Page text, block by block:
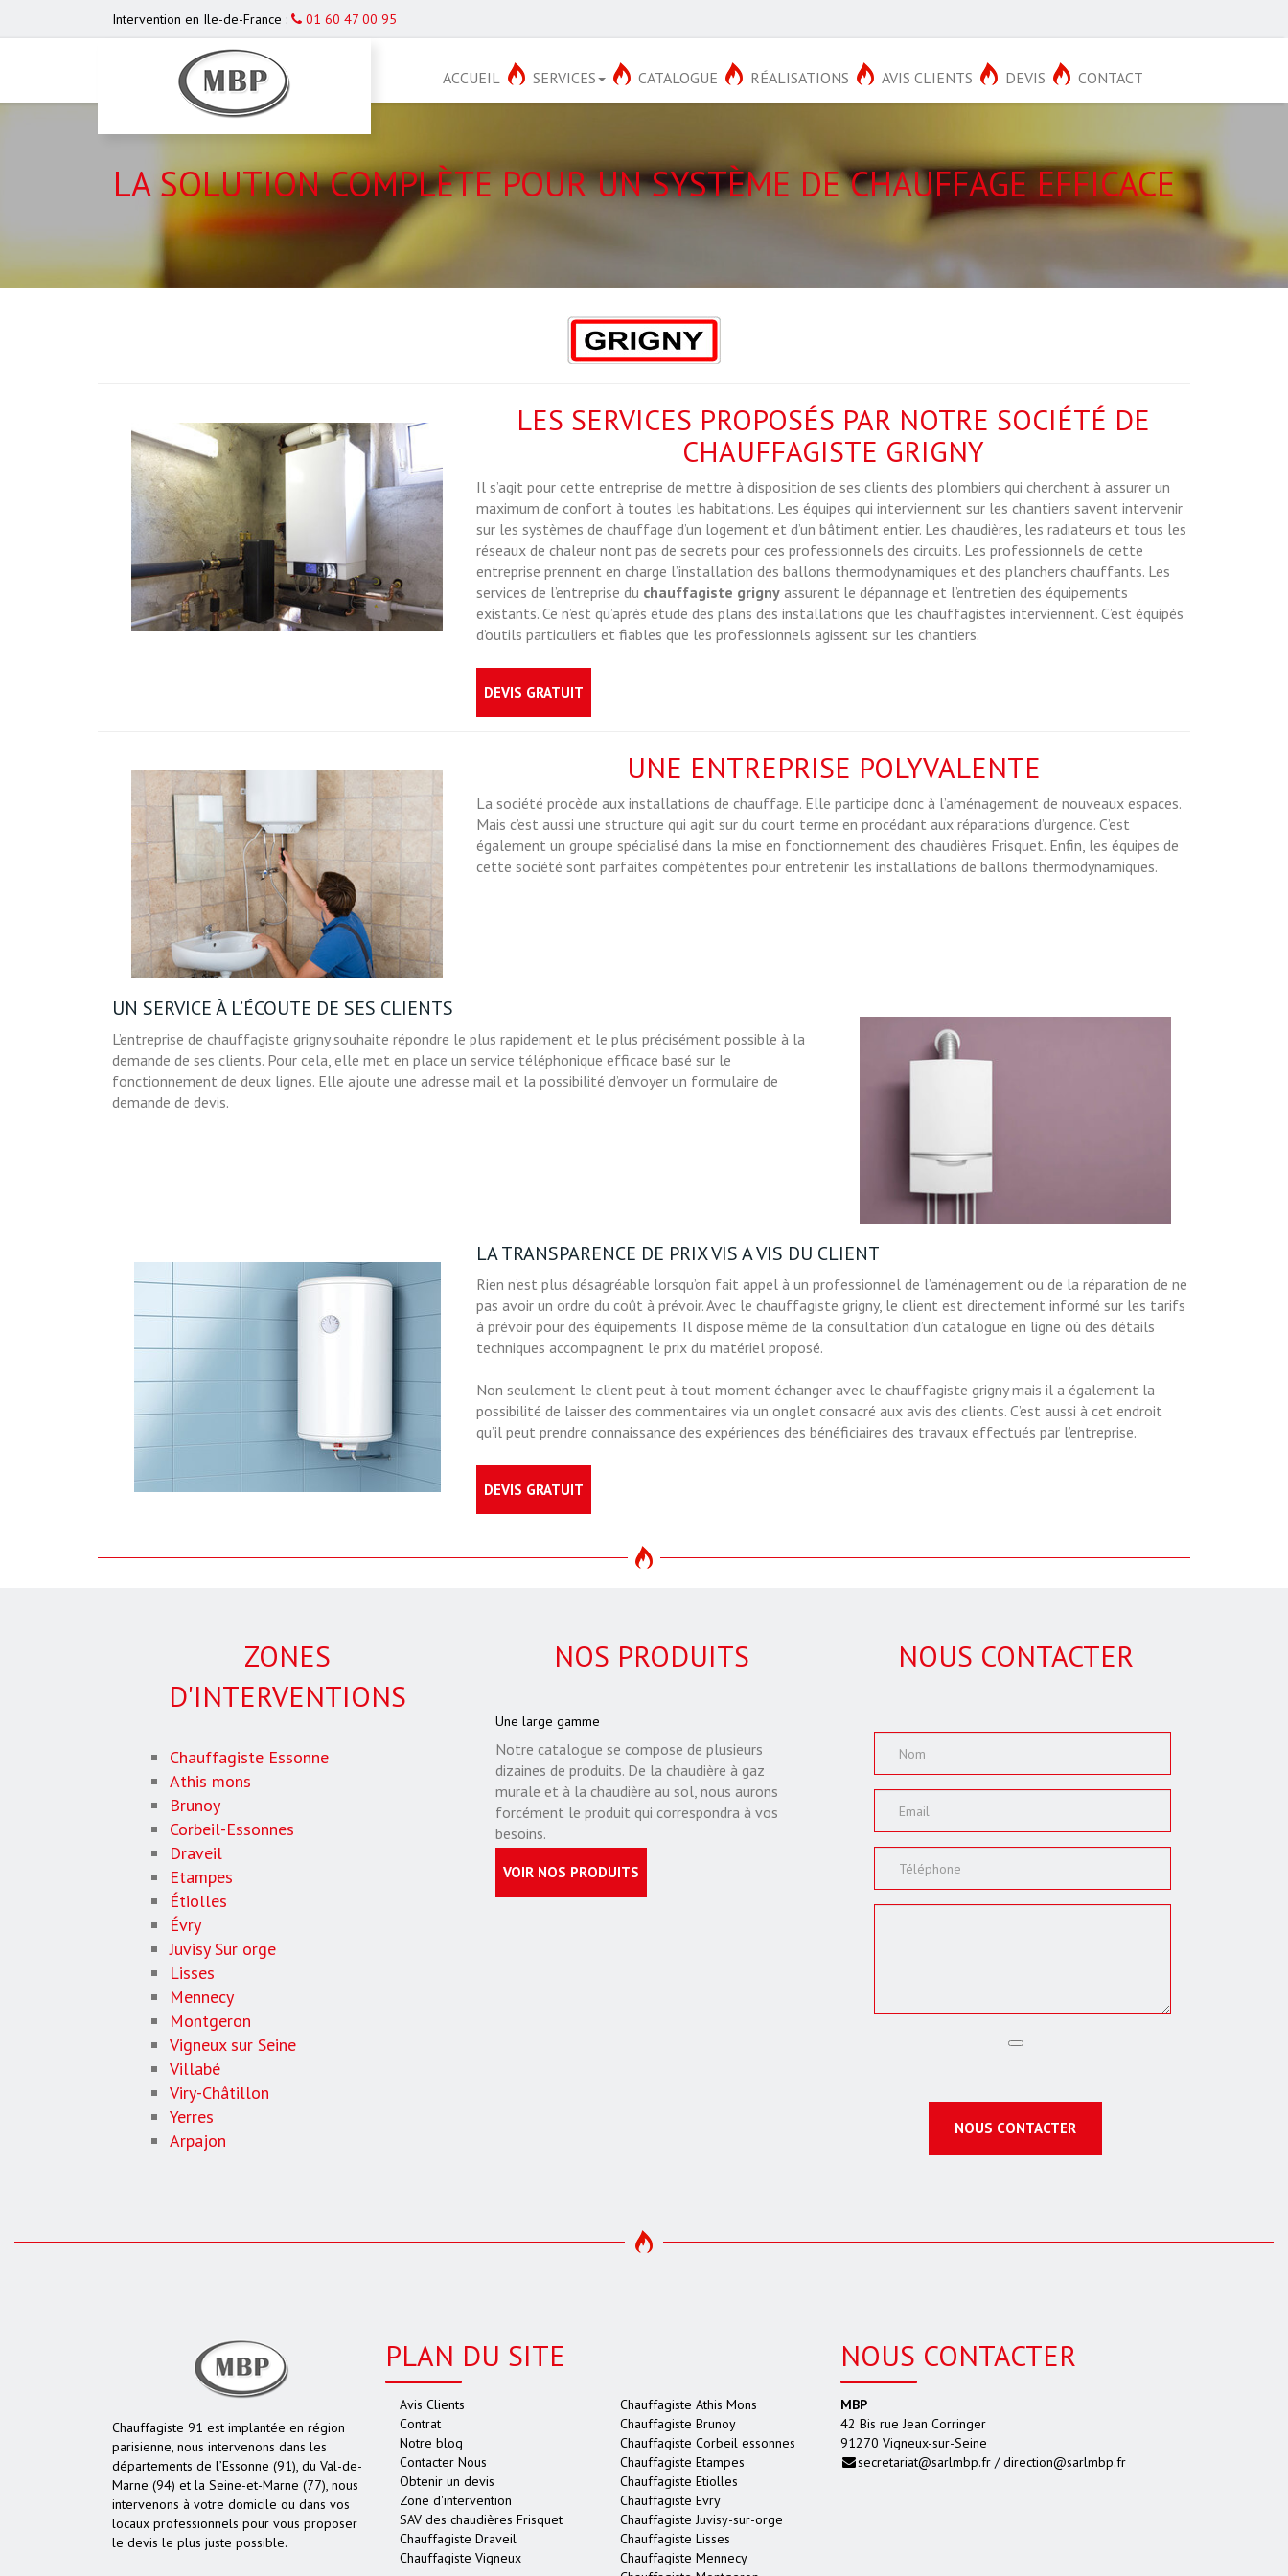
Intervention en Ile-de-France : 01 60 47 00 95
ACCUEIL SERVICES CATALOGUE RÉALISATIONS AVIS CLIENTS DEVIS CONTACT
LA SOLUTION COMPLÈTE POUR UN SYSTÈME DE CHAUFFAGE EFFICACE
LES SERVICES PROPOSÉS PAR NOTRE SOCIÉTÉ DE
CHAUFFAGISTE GRIGNY
Il s’agit pour cette entreprise de mettre à disposition de ses clients des plombiers qui cherchent à assurer un
maximum de confort à toutes les habitations. Les équipes qui interviennent sur les chantiers savent intervenir
sur les systèmes de chauffage d’un logement et d’un bâtiment entier. Les chaudières, les radiateurs et tous les
réseaux de chaleur n’ont pas de secrets pour ces professionnels des circuits. Les professionnels de cette
entreprise prennent en charge l’installation des ballons thermodynamiques et des planchers chauffants. Les
services de l’entreprise du chauffagiste grigny assurent le dépannage et l’entretien des équipements
existants. Ce n’est qu’après étude des plans des installations que les chauffagistes interviennent. C’est équipés
d’outils particuliers et fiables que les professionnels agissent sur les chantiers.
DEVIS GRATUIT
UNE ENTREPRISE POLYVALENTE
La société procède aux installations de chauffage. Elle participe donc à l’aménagement de nouveaux espaces.
Mais c’est aussi une structure qui agit sur du court terme en procédant aux réparations d’urgence. C’est
également un groupe spécialisé dans la mise en fonctionnement des chaudières Frisquet. Enfin, les équipes de
cette société sont parfaites compétentes pour entretenir les installations de ballons thermodynamiques.
UN SERVICE À L’ÉCOUTE DE SES CLIENTS
L’entreprise de chauffagiste grigny souhaite répondre le plus rapidement et le plus précisément possible à la
demande de ses clients. Pour cela, elle met en place un service téléphonique efficace basé sur le
fonctionnement de deux lignes. Elle ajoute une adresse mail et la possibilité d’envoyer un formulaire de
demande de devis.
LA TRANSPARENCE DE PRIX VIS A VIS DU CLIENT
Rien n’est plus désagréable lorsqu’on fait appel à un professionnel de l’aménagement ou de la réparation de ne
pas avoir un ordre du coût à prévoir. Avec le chauffagiste grigny, le client est directement informé sur les tarifs
à prévoir pour des équipements. Il dispose même de la consultation d’un catalogue en ligne où des détails
techniques accompagnent le prix du matériel proposé.
Non seulement le client peut à tout moment échanger avec le chauffagiste grigny mais il a également la
possibilité de laisser des commentaires via un onglet consacré aux avis des clients. C’est aussi à cet endroit
qu’il peut prendre connaissance des expériences des bénéficiaires des travaux effectués par l’entreprise.
DEVIS GRATUIT
ZONES
D'INTERVENTIONS
Chauffagiste Essonne
Athis mons
Brunoy
Corbeil-Essonnes
Draveil
Etampes
Étiolles
Évry
Juvisy Sur orge
Lisses
Mennecy
Montgeron
Vigneux sur Seine
Villabé
Viry-Châtillon
Yerres
Arpajon
NOS PRODUITS
Une large gamme
Notre catalogue se compose de plusieurs
dizaines de produits. De la chaudière à gaz
murale et à la chaudière au sol, nous aurons
forcément le produit qui correspondra à vos
besoins.
VOIR NOS PRODUITS
NOUS CONTACTER
NOUS CONTACTER
Chauffagiste 91 est implantée en région
parisienne, nous intervenons dans les
départements de l’Essonne (91), du Val-de-
Marne (94) et la Seine-et-Marne (77), nous
intervenons à votre domicile ou dans vos
locaux professionnels pour vous proposer
le devis le plus juste possible.
PLAN DU SITE
Avis Clients
Contrat
Notre blog
Contacter Nous
Obtenir un devis
Zone d'intervention
SAV des chaudières Frisquet
Chauffagiste Draveil
Chauffagiste Vigneux
Chauffagiste Athis Mons
Chauffagiste Brunoy
Chauffagiste Corbeil essonnes
Chauffagiste Etampes
Chauffagiste Etiolles
Chauffagiste Evry
Chauffagiste Juvisy-sur-orge
Chauffagiste Lisses
Chauffagiste Mennecy
NOUS CONTACTER
MBP
42 Bis rue Jean Corringer
91270 Vigneux-sur-Seine
secretariat@sarlmbp.fr / direction@sarlmbp.fr